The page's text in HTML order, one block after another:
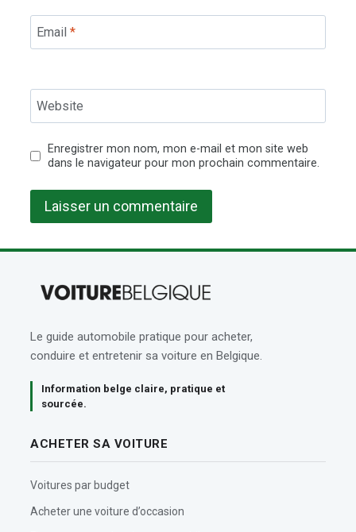
Email *
Website
Enregistrer mon nom, mon e-mail et mon site web
dans le navigateur pour mon prochain commentaire.
Le guide automobile pratique pour acheter,
conduire et entretenir sa voiture en Belgique.
Information belge claire, pratique et
sourcée.
ACHETER SA VOITURE
Voitures par budget
Acheter une voiture d’occasion